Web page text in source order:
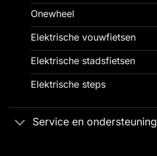
Onewheel
Elektrische vouwfietsen
Elektrische stadsfietsen
Elektrische steps
Service en ondersteuning